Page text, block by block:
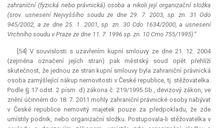
zahraniční (fyzická nebo právnická) osoba a nikoli její organizační složka
(srov. usnesení Nejvyššího soudu ze dne 29. 7. 2003, sp. zn. 31 Odo
945/2002, a ze dne 25. 1. 2001, sp. zn. 30 Cdo 1634/2000, a usnesení
Vrchního soudu v Praze ze dne 11. 7. 1996 sp. zn. 10 Cmo 755/1995).“
[54] V souvislosti s uzavřením kupní smlouvy ze dne 21. 12. 2004
(zejména označení jejích stran) pak městský soud opět přehlíží
skutečnost, že jednou ze stran kupní smlouvy byla zahraniční právnická
osoba zamýšlející nákup nemovitosti v České republice, tj. stěžovatelka.
Podle § 17 odst. 2 písm. d) zákona č. 219/1995 Sb., devizový zákon, ve
znění účinném do 18. 7. 2011 mohly zahraniční právnické osoby nabývat
v České republice nemovitý majetek pouze za předpokladu, že zde
umístily podnik, nebo organizační složku. Postupovala-li stěžovatelka v